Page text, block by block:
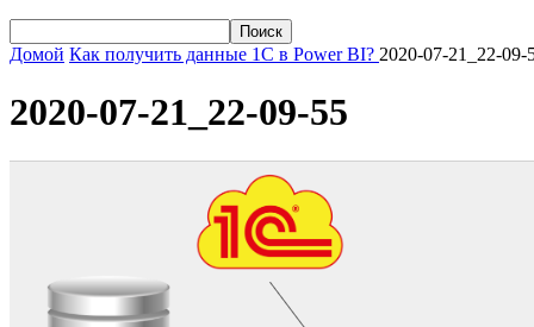
Домой Как получить данные 1С в Power BI? 2020-07-21_22-09-
2020-07-21_22-09-55